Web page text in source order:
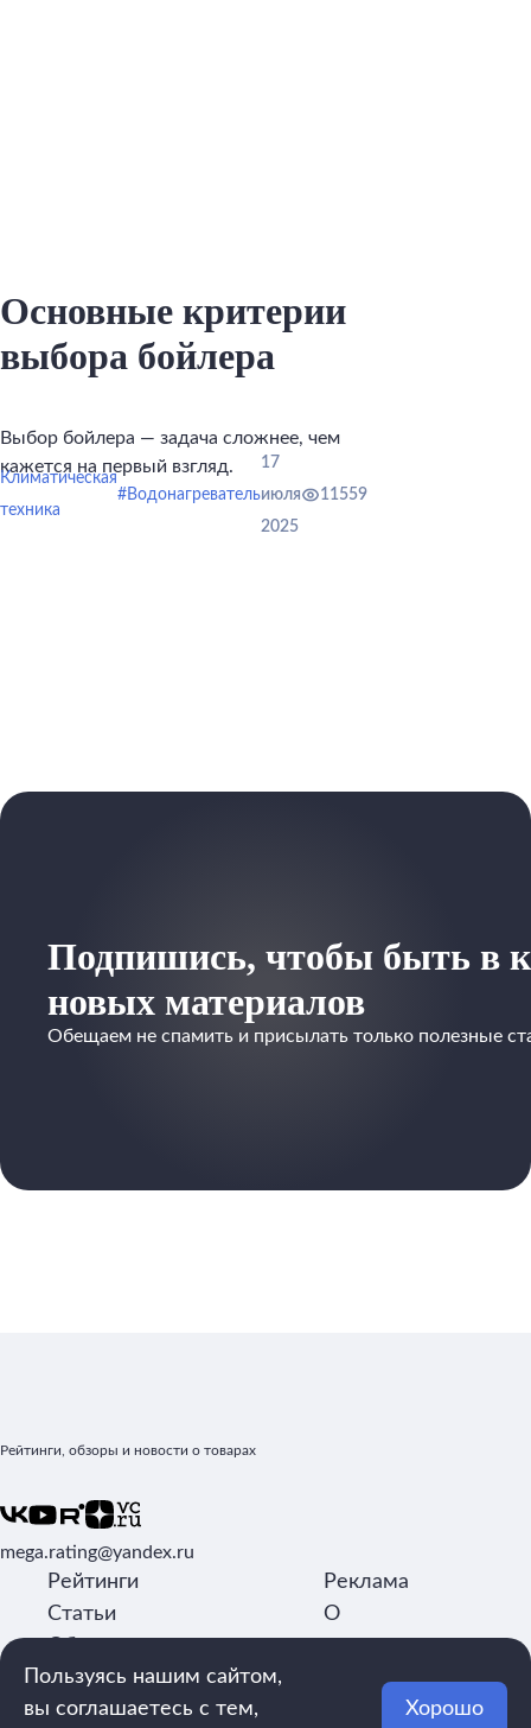
Основные критерии
выбора бойлера
Выбор бойлера — задача сложнее, чем
кажется на первый взгляд.
Климатическая
техника
#Водонагреватель
17
июля
2025
11559
Подпишись, чтобы быть в
новых материалов
Обещаем не спамить и присылать только полезные
Рейтинги, обзоры и новости о товарах
mega.rating@yandex.ru
Рейтинги
Статьи
Авторы
Реклама
О
Контакты
Обращаем внимание: рейтинги составляются на основе
Пользуясь нашим сайтом,
вы соглашаетесь с тем,
Хорошо